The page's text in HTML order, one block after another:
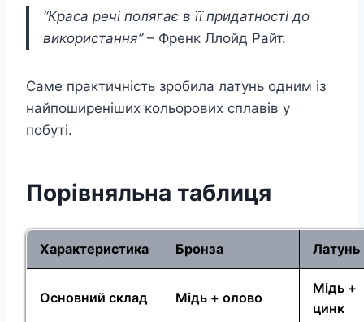
“Краса речі полягає в її придатності до
використання”– Френк Ллойд Райт.
Саме практичність зробила латунь одним із
найпоширеніших кольорових сплавів у
побуті.
Порівняльна таблиця
Характеристика Бронза Латунь
Основний склад Мідь + олово
Мідь +
цинк